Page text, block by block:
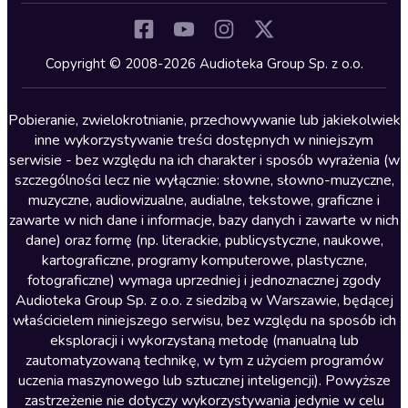
Kryminały
Lektury szkolne
Literatura anglojęzyczna
Literatura faktu
Literatura obyczajowa
Literatura piękna obca
Literatura piękna polska
Nagrania relaksacyjne
Nauka języków
Nauki humanistyczne
Podcasty i audycje
Polityka
Copyright © 2008-2026 Audioteka Group Sp. z o.o.
Pobieranie, zwielokrotnianie, przechowywanie lub jakiekolwiek
inne wykorzystywanie treści dostępnych w niniejszym
serwisie - bez względu na ich charakter i sposób wyrażenia (w
szczególności lecz nie wyłącznie: słowne, słowno-muzyczne,
muzyczne, audiowizualne, audialne, tekstowe, graficzne i
zawarte w nich dane i informacje, bazy danych i zawarte w nich
dane) oraz formę (np. literackie, publicystyczne, naukowe,
kartograficzne, programy komputerowe, plastyczne,
fotograficzne) wymaga uprzedniej i jednoznacznej zgody
Audioteka Group Sp. z o.o. z siedzibą w Warszawie, będącej
właścicielem niniejszego serwisu, bez względu na sposób ich
eksploracji i wykorzystaną metodę (manualną lub
zautomatyzowaną technikę, w tym z użyciem programów
uczenia maszynowego lub sztucznej inteligencji). Powyższe
zastrzeżenie nie dotyczy wykorzystywania jedynie w celu